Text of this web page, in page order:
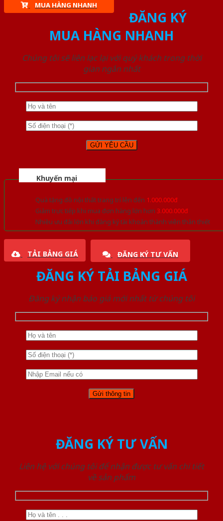
MUA HÀNG NHANH
ĐĂNG KÝ
MUA HÀNG NHANH
Chúng tôi sẽ liên lạc lại với quý khách trong thời
gian ngắn nhất
Khuyến mại
Quà tặng đồ nội thất trang trí lên đến 1.000.000đ
Giảm trực tiếp khi mua đơn hàng lớn hơn 3.000.000đ
Nhiều ưu đãi lớn khi đăng ký tài khoản thành viên thân thiết
TẢI BẢNG GIÁ ĐĂNG KÝ TƯ VẤN
ĐĂNG KÝ TẢI BẢNG GIÁ
Đăng ký nhận báo giá mới nhất từ chúng tôi
ĐĂNG KÝ TƯ VẤN
Liên hệ với chúng tôi để nhận được tư vấn chi tiết
về sản phẩm